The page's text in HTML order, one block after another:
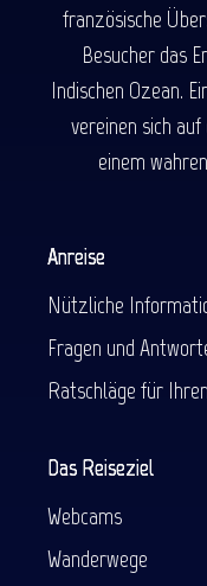
französische
Besucher das
Indischen Ozean.
vereinen sich
einem
Anreise
Nützliche
Fragen und
Ratschläge für
Das Reiseziel
Webcams
Wanderwege